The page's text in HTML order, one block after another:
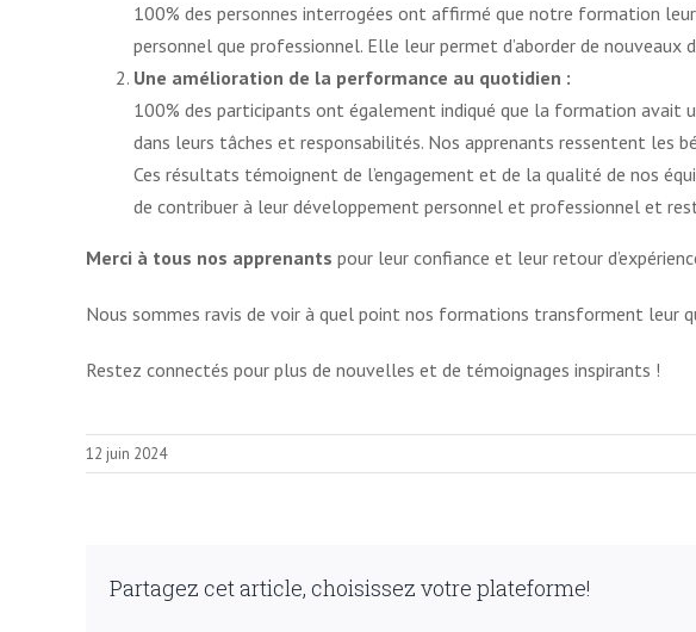
100% des personnes interrogées ont affirmé que notre formation
personnel que professionnel. Elle leur permet d’aborder de
Une amélioration de la performance au quotidien :
100% des participants ont également indiqué que la formation avait
dans leurs tâches et responsabilités. Nos apprenants ressentent les
Ces résultats témoignent de l’engagement et de la qualité de nos
de contribuer à leur développement personnel et professionnel et
Merci à tous nos apprenants pour leur confiance et leur retour
Nous sommes ravis de voir à quel point nos formations transforment leur
Restez connectés pour plus de nouvelles et de témoignages inspirants !
12 juin 2024
Partagez cet article, choisissez votre plateforme!